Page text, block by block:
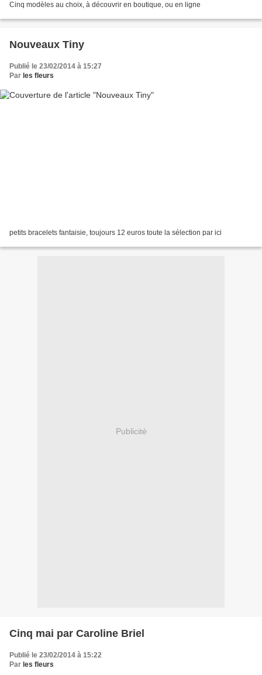
Cinq modèles au choix, à découvrir en boutique, ou en ligne
Nouveaux Tiny
Publié le 23/02/2014 à 15:27
Par les fleurs
petits bracelets fantaisie, toujours 12 euros toute la sélection par ici
Publicité
Cinq mai par Caroline Briel
Publié le 23/02/2014 à 15:22
Par les fleurs